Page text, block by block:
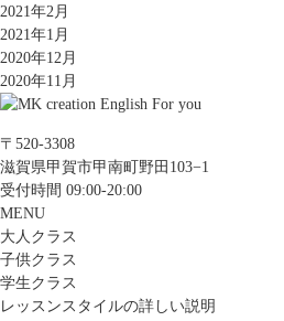
2021年2月
2021年1月
2020年12月
2020年11月
〒520-3308
滋賀県甲賀市甲南町野田103−1
受付時間 09:00-20:00
MENU
大人クラス
子供クラス
学生クラス
レッスンスタイルの詳しい説明